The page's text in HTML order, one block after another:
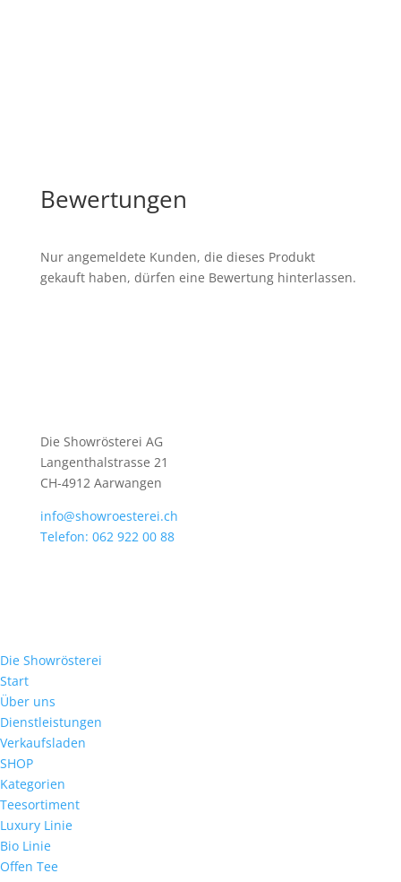
Bewertungen
Nur angemeldete Kunden, die dieses Produkt
gekauft haben, dürfen eine Bewertung hinterlassen.
Die Showrösterei AG
Langenthalstrasse 21
CH-4912 Aarwangen
info@showroesterei.ch
Telefon: 062 922 00 88
Die Showrösterei
Start
Über uns
Dienstleistungen
Verkaufsladen
SHOP
Kategorien
Teesortiment
Luxury Linie
Bio Linie
Offen Tee